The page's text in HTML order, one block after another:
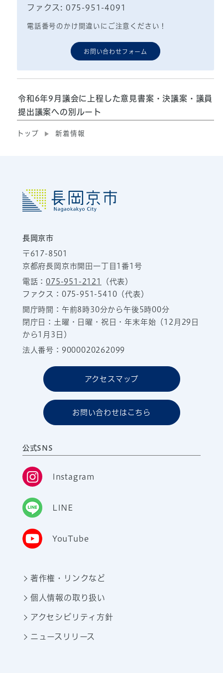
ファクス: 075-951-4091
電話番号のかけ間違いにご注意ください！
お問い合わせフォーム
令和6年9月議会に上程した意見書案・決議案・議員
提出議案への別ルート
トップ 新着情報
長岡京市
〒617-8501
京都府長岡京市開田一丁目1番1号
電話：075-951-2121
（代表）
ファクス：075-951-5410（代表）
開庁時間：午前8時30分から午後5時00分
閉庁日：土曜・日曜・祝日・年末年始（12月29日
から1月3日）
法人番号：9000020262099
アクセスマップ
お問い合わせはこちら
公式SNS
Instagram
LINE
YouTube
著作権・リンクなど
個人情報の取り扱い
アクセシビリティ方針
ニュースリリース